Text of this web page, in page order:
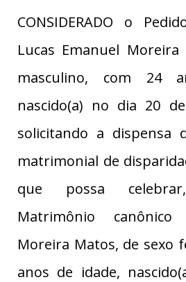
CONSIDERADO o
Lucas Emanuel
masculino, com 24
nascido(a) no dia 20
solicitando a dispensa
matrimonial de
que possa
Matrimônio
Moreira Matos, de sexo
anos de idade,